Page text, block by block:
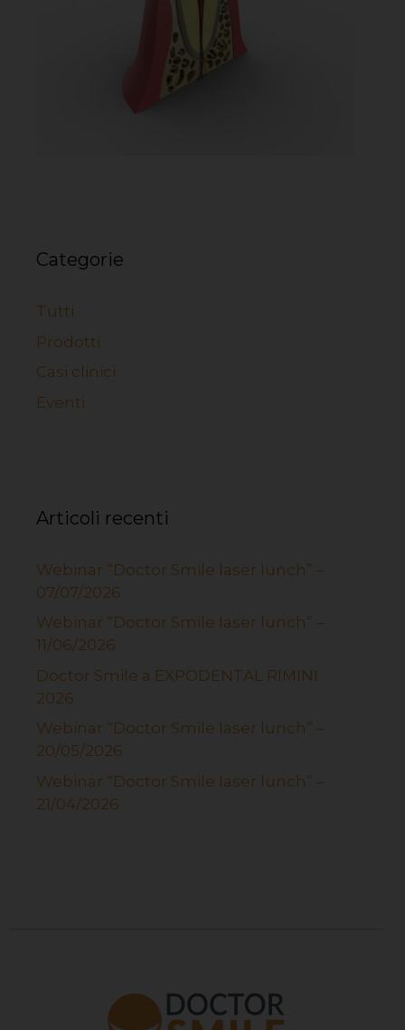
Categorie
Tutti
Prodotti
Casi clinici
Eventi
Articoli recenti
Webinar “Doctor Smile laser lunch” –
07/07/2026
Webinar “Doctor Smile laser lunch” –
11/06/2026
Doctor Smile a EXPODENTAL RIMINI
2026
Webinar “Doctor Smile laser lunch” –
20/05/2026
Webinar “Doctor Smile laser lunch” –
21/04/2026